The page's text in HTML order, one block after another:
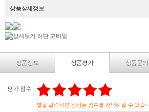
상품상세정보
상품정보 상품평가 상품문의
평가 점수
별을 클릭하면 원하는 점수를 선택하실 수 있습